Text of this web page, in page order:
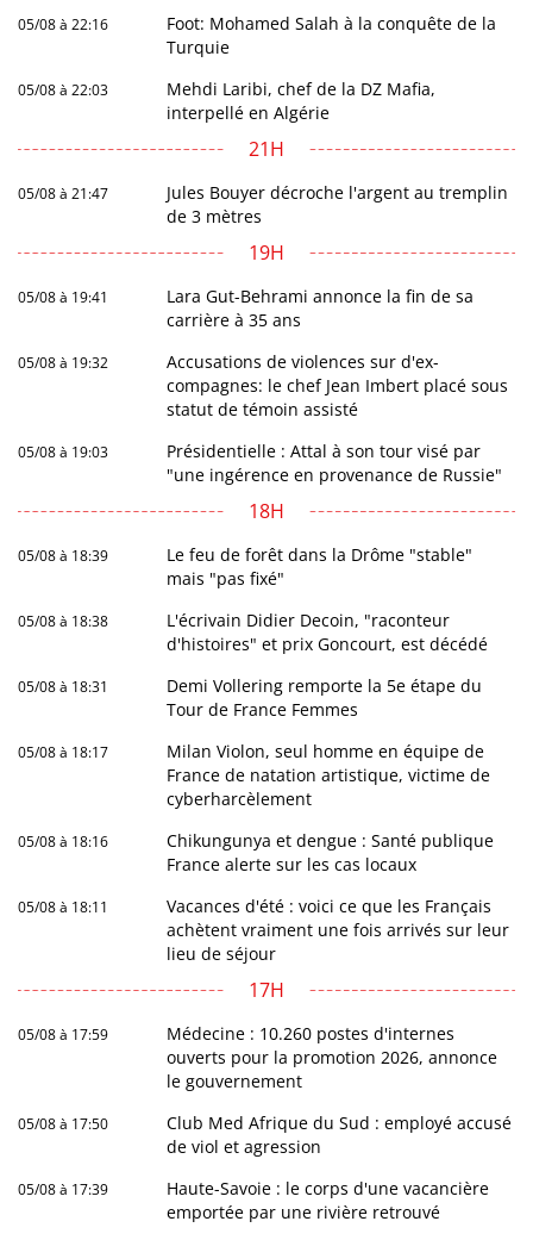
05/08 à 22:16
Foot: Mohamed Salah à la conquête de la
Turquie
05/08 à 22:03
Mehdi Laribi, chef de la DZ Mafia,
interpellé en Algérie
21H
05/08 à 21:47
Jules Bouyer décroche l'argent au tremplin
de 3 mètres
19H
05/08 à 19:41
Lara Gut-Behrami annonce la fin de sa
carrière à 35 ans
05/08 à 19:32
Accusations de violences sur d'ex-
compagnes: le chef Jean Imbert placé sous
statut de témoin assisté
05/08 à 19:03
Présidentielle : Attal à son tour visé par
"une ingérence en provenance de Russie"
18H
05/08 à 18:39
Le feu de forêt dans la Drôme "stable"
mais "pas fixé"
05/08 à 18:38
L'écrivain Didier Decoin, "raconteur
d'histoires" et prix Goncourt, est décédé
05/08 à 18:31
Demi Vollering remporte la 5e étape du
Tour de France Femmes
05/08 à 18:17
Milan Violon, seul homme en équipe de
France de natation artistique, victime de
cyberharcèlement
05/08 à 18:16
Chikungunya et dengue : Santé publique
France alerte sur les cas locaux
05/08 à 18:11
Vacances d'été : voici ce que les Français
achètent vraiment une fois arrivés sur leur
lieu de séjour
17H
05/08 à 17:59
Médecine : 10.260 postes d'internes
ouverts pour la promotion 2026, annonce
le gouvernement
05/08 à 17:50
Club Med Afrique du Sud : employé accusé
de viol et agression
05/08 à 17:39
Haute-Savoie : le corps d'une vacancière
emportée par une rivière retrouvé